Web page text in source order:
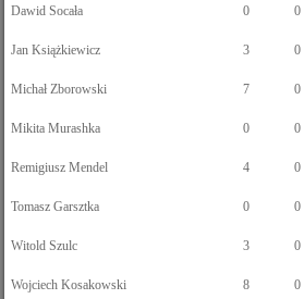
Dawid Socała 0 0
Jan Książkiewicz 3 0
Michał Zborowski 7 0
Mikita Murashka 0 0
Remigiusz Mendel 4 0
Tomasz Garsztka 0 0
Witold Szulc 3 0
Wojciech Kosakowski 8 0